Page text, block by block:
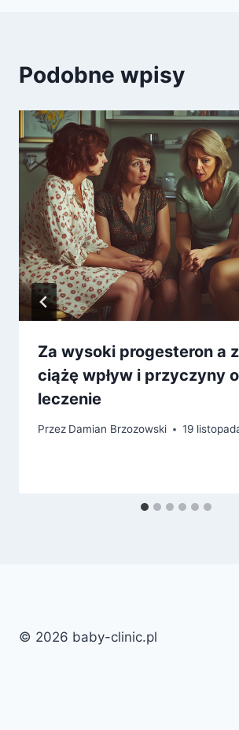
Podobne wpisy
Za wysoki progesteron a
ciążę wpływ i przyczyny
leczenie
Przez Damian Brzozowski 19
© 2026 baby-clinic.pl